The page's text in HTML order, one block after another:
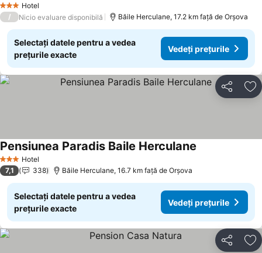
3 SteleHotel
/ Nicio evaluare disponibilă Băile Herculane, 17.2 km faţă de Orşova
Selectați datele pentru a vedea
prețurile exacte
Vedeți prețurile
Distribuiți
3 SteleHotel
Pensiunea Paradis Baile Herculane
7,1 338 Băile Herculane, 16.7 km faţă de Orşova
Selectați datele pentru a vedea
prețurile exacte
Vedeți prețurile
Distribuiți